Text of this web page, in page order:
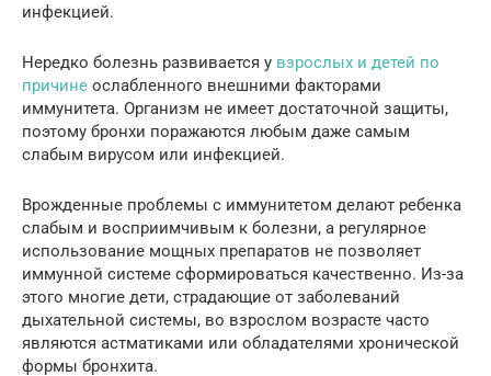
инфекцией.
Нередко болезнь развивается у взрослых и детей по
причине ослабленного внешними факторами
иммунитета. Организм не имеет достаточной защиты,
поэтому бронхи поражаются любым даже самым
слабым вирусом или инфекцией.
Врожденные проблемы с иммунитетом делают ребенка
слабым и восприимчивым к болезни, а регулярное
использование мощных препаратов не позволяет
иммунной системе сформироваться качественно. Из-за
этого многие дети, страдающие от заболеваний
дыхательной системы, во взрослом возрасте часто
являются астматиками или обладателями хронической
формы бронхита.